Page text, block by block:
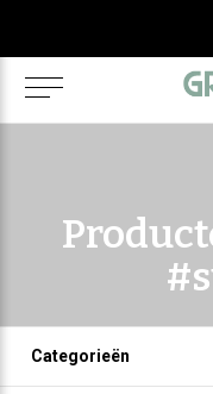
Categorieën